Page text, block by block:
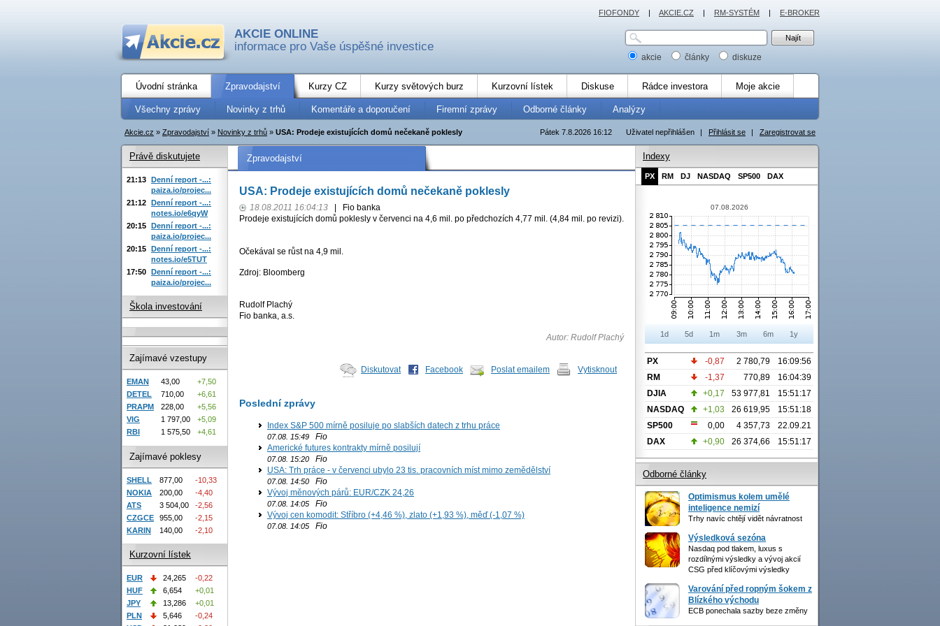
AKCIE ONLINE
informace pro Vaše úspěšné investice
akcie články diskuze
Úvodní stránka Zpravodajství Kurzy CZ Kurzy světových burz Kurzovní lístek Diskuse Rádce investora Moje akcie
Všechny zprávy Novinky z trhů Komentáře a doporučení Firemní zprávy Odborné články Analýzy
Uživatel nepřihlášen | Přihlásit se | Zaregistrovat se
Pátek 7.8.2026 16:12
Akcie.cz » Zpravodajství » Novinky z trhů » USA: Prodeje existujících domů nečekaně poklesly
Zpravodajství
USA: Prodeje existujících domů nečekaně poklesly
18.08.2011 16:04:13
Fio banka
Prodeje existujících domů poklesly v červenci na 4,6 mil. po předchozích 4,77 mil. (4,84 mil. po revizi).
Očekával se růst na 4,9 mil.
Zdroj: Bloomberg
Rudolf Plachý
Fio banka, a.s.
Autor: Rudolf Plachý
Diskutovat Facebook Poslat emailem Vytisknout
Poslední zprávy
Index S&P 500 mírně posiluje po slabších datech z trhu práce
07.08. 15:49 Fio
Americké futures kontrakty mírně posilují
07.08. 15:20 Fio
USA: Trh práce - v červenci ubylo 23 tis. pracovních míst mimo zemědělství
07.08. 14:50 Fio
Vývoj měnových párů: EUR/CZK 24,26
07.08. 14:05 Fio
Vývoj cen komodit: Stříbro (+4,46 %), zlato (+1,93 %), měď (-1,07 %)
07.08. 14:05 Fio
Právě diskutujete
21:13 Denní report -...:
paiza.io/projec...
21:12 Denní report -...:
notes.io/e6qyW
20:15 Denní report -...:
paiza.io/projec...
20:15 Denní report -...:
notes.io/e5TUT
17:50 Denní report -...:
paiza.io/projec...
Škola investování
Zajímavé vzestupy
EMAN 43,00
+7,50
DETEL
710,00
+6,61
PRAPM
228,00
+5,56
VIG
1 797,00
+5,09
RBI
1 575,50 +4,61
Zajímavé poklesy
SHELL 877,00
-10,33
NOKIA
200,00
-4,40
ATS
3 504,00
-2,56
CZGCE
955,00
-2,15
KARIN
140,00 -2,10
Kurzovní lístek
EUR 24,265
-0,22
HUF
6,654
+0,01
JPY
13,286
+0,01
PLN
5,646
-0,24
Indexy
PX RM DJ NASDAQ SP500 DAX
07.08.2026
1d 5d 1m 3m 6m 1y
PX -0,87 2 780,79
16:09:56
RM
-1,37 770,89
16:04:39
DJIA
+0,17 53 977,81
15:51:17
NASDAQ
+1,03 26 619,95
15:51:18
SP500
0,00 4 357,73
22.09.21
DAX
+0,90 26 374,66 15:51:17
Odborné články
Optimismus kolem umělé
inteligence nemizí
Trhy navíc chtějí vidět návratnost
Výsledková sezóna
Nasdaq pod tlakem, luxus s
rozdílnými výsledky a vývoj akcií
CSG před klíčovými výsledky
Varování před ropným šokem z
Blízkého východu
ECB ponechala sazby beze změny
FIOFONDY | AKCIE.CZ | RM-SYSTÉM | E-BROKER